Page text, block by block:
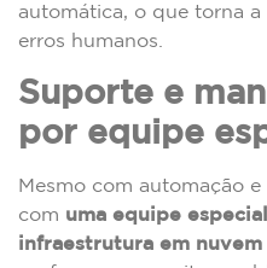
automática, o que torna
erros humanos.
Suporte e
por equipe
Mesmo com automação
com uma equipe
infraestrutura em nuvem